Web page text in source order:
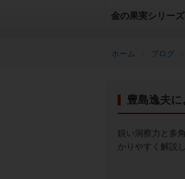
ブログ
豊島逸夫
鋭い洞察力と多
かりやすく解説
金の果実シリー
金
シリ
純金上場
転換（交
豊島逸夫
ヒスト